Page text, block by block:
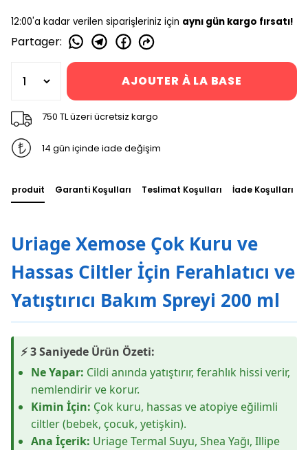
12:00'a kadar verilen siparişleriniz için aynı gün kargo fırsatı!
Partager:
AJOUTER À LA BASE
750 TL üzeri ücretsiz kargo
14 gün içinde iade değişim
produit Garanti Koşulları Teslimat Koşulları İade Koşulları
Uriage Xemose Çok Kuru ve
Hassas Ciltler İçin Ferahlatıcı ve
Yatıştırıcı Bakım Spreyi 200 ml
⚡ 3 Saniyede Ürün Özeti:
Ne Yapar: Cildi anında yatıştırır, ferahlık hissi verir,
nemlendirir ve korur.
Kimin İçin: Çok kuru, hassas ve atopiye eğilimli
ciltler (bebek, çocuk, yetişkin).
Ana İçerik: Uriage Termal Suyu, Shea Yağı, Illipe